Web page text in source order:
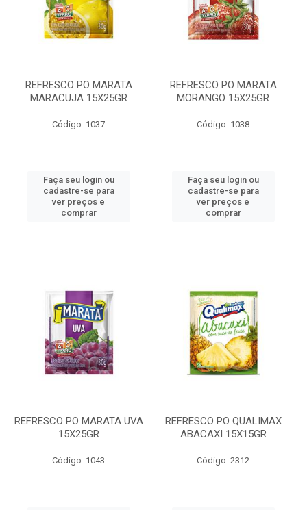
REFRESCO PO MARATA
MARACUJA 15X25GR
Código: 1037
Faça seu login ou
cadastre-se para
ver preços e
comprar
REFRESCO PO MARATA
MORANGO 15X25GR
Código: 1038
Faça seu login ou
cadastre-se para
ver preços e
comprar
REFRESCO PO MARATA UVA
15X25GR
Código: 1043
REFRESCO PO QUALIMAX
ABACAXI 15X15GR
Código: 2312